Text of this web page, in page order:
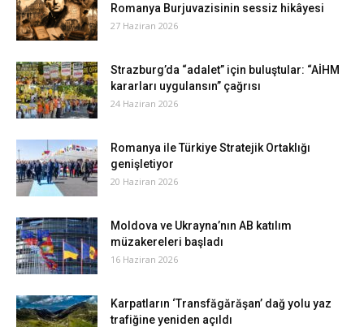
Romanya Burjuvazisinin sessiz hikâyesi
27 Haziran 2026
Strazburg’da “adalet” için buluştular: “AİHM
kararları uygulansın” çağrısı
24 Haziran 2026
Romanya ile Türkiye Stratejik Ortaklığı
genişletiyor
20 Haziran 2026
Moldova ve Ukrayna’nın AB katılım
müzakereleri başladı
16 Haziran 2026
Karpatların ‘Transfăgărăşan’ dağ yolu yaz
trafiğine yeniden açıldı